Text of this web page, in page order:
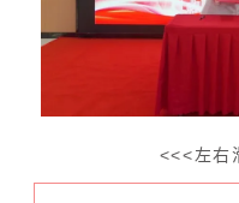
<<<左右